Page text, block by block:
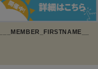
__MEMBER_FIRSTNAME__